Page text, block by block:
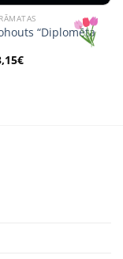
“Diplomēta
price
€Current